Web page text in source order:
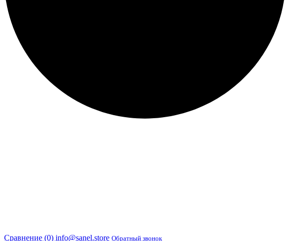
Сравнение (0) info@sanel.store Обратный звонок